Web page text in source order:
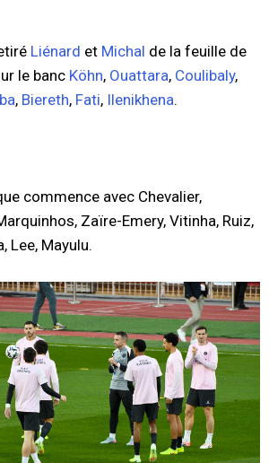
Liénard et Michal de la feuille de
le banc Köhn, Ouattara, Coulibaly,
, Biereth, Fati, Ilenikhena.
commence avec Chevalier,
Zaïre-Emery, Vitinha, Ruiz,
Lee, Mayulu.